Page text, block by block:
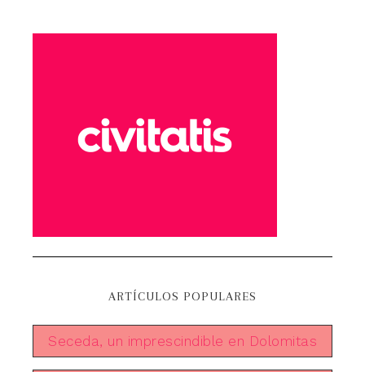
ARTÍCULOS POPULARES
Seceda, un imprescindible en Dolomitas